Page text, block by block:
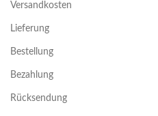
Versandkosten
Lieferung
Bestellung
Bezahlung
Rücksendung